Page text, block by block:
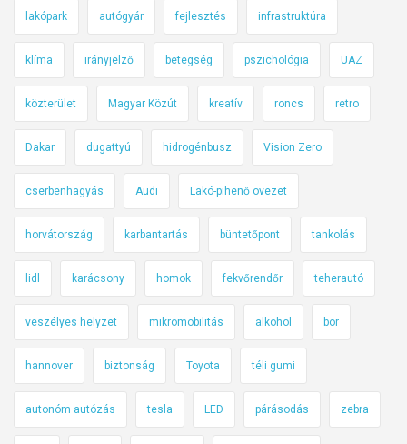
lakópark autógyár fejlesztés infrastruktúra
klíma irányjelző betegség pszichológia UAZ
közterület Magyar Közút kreatív roncs retro
Dakar dugattyú hidrogénbusz Vision Zero
cserbenhagyás Audi Lakó-pihenő övezet
horvátország karbantartás büntetőpont tankolás
lidl karácsony homok fekvőrendőr teherautó
veszélyes helyzet mikromobilitás alkohol bor
hannover biztonság Toyota téli gumi
autonóm autózás tesla LED párásodás zebra